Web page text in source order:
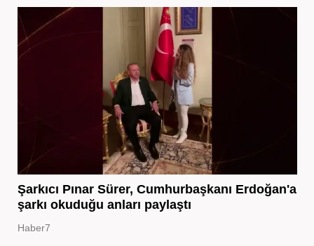
Şarkıcı Pınar Sürer, Cumhurbaşkanı Erdoğan'a
şarkı okuduğu anları paylaştı
Haber7